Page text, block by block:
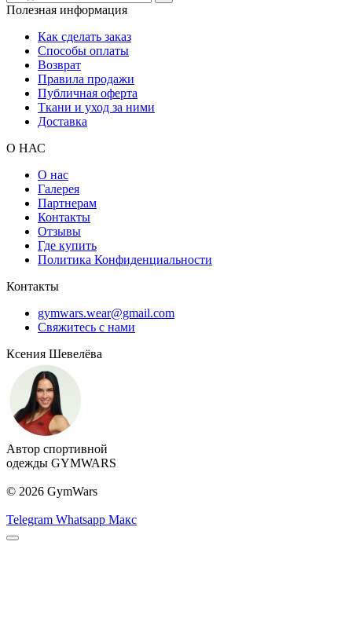
Полезная информация
Как сделать заказ
Способы оплаты
Возврат
Правила продажи
Публичная оферта
Ткани и уход за ними
Доставка
О НАС
О нас
Галерея
Партнерам
Контакты
Отзывы
Где купить
Политика Конфиденциальности
Контакты
gymwars.wear@gmail.com
Свяжитесь с нами
Ксения Шевелёва
Автор спортивной
одежды GYMWARS
© 2026 GymWars
Telegram Whatsapp Макс